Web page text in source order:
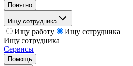
Понятно
Ищу сотрудника
Ищу работу
Ищу сотрудника
Ищу сотрудника
Сервисы
Помощь